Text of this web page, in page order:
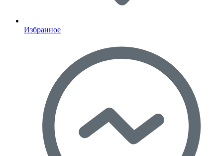
Избранное